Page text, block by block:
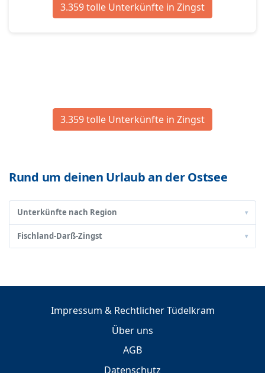
3.359 tolle Unterkünfte in Zingst
3.359 tolle Unterkünfte in Zingst
Rund um deinen Urlaub an der Ostsee
Unterkünfte nach Region ▾
Fischland-Darß-Zingst ▾
Impressum & Rechtlicher Tüdelkram
Über uns
AGB
Datenschutz